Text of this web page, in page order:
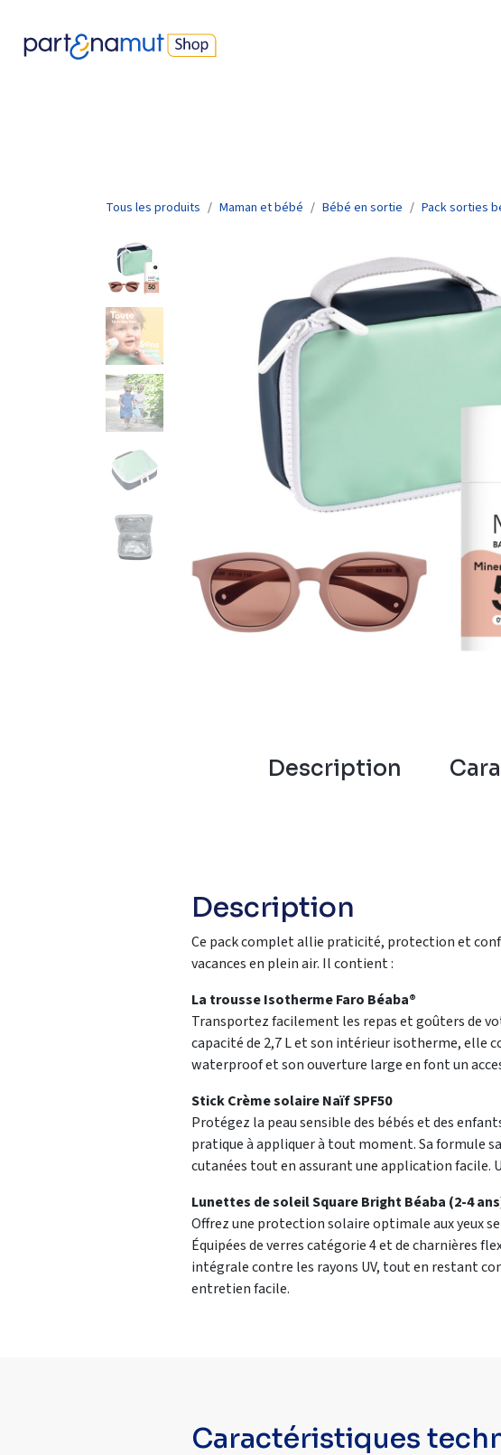
Tous les produits Maman et bébé Bébé en sortie Pack sorties
Description
Description
Ce pack complet allie praticité, protection et
vacances en plein air. Il contient :
La trousse Isotherme Faro Béaba®
Transportez facilement les repas et goûters de
capacité de 2,7 L et son intérieur isotherme, elle
waterproof et son ouverture large en font un
Stick Crème solaire Naïf SPF50
Protégez la peau sensible des bébés et des
pratique à appliquer à tout moment. Sa formule
cutanées tout en assurant une application facile.
Lunettes de soleil Square Bright Béaba (2-4
Offrez une protection solaire optimale aux yeux
Équipées de verres catégorie 4 et de charnières
intégrale contre les rayons UV, tout en restant
entretien facile.
Caractéristiques